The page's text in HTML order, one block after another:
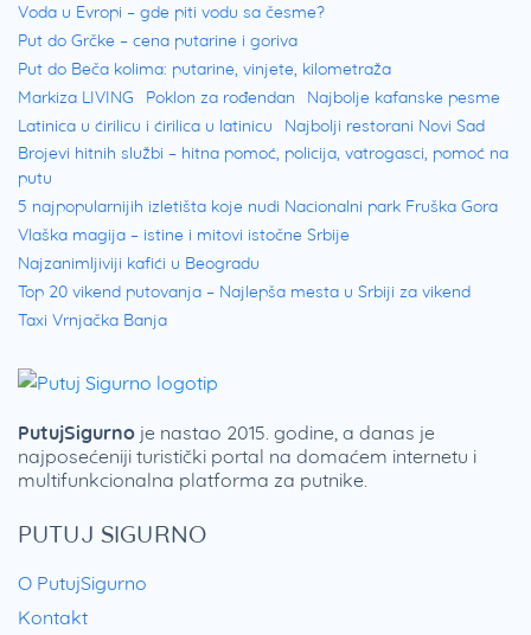
Voda u Evropi – gde piti vodu sa česme?
Put do Grčke – cena putarine i goriva
Put do Beča kolima: putarine, vinjete, kilometraža
Markiza LIVING
Poklon za rođendan
Najbolje kafanske pesme
Latinica u ćirilicu i ćirilica u latinicu
Najbolji restorani Novi Sad
Brojevi hitnih službi – hitna pomoć, policija, vatrogasci, pomoć na
putu
5 najpopularnijih izletišta koje nudi Nacionalni park Fruška Gora
Vlaška magija – istine i mitovi istočne Srbije
Najzanimljiviji kafići u Beogradu
Top 20 vikend putovanja – Najlepša mesta u Srbiji za vikend
Taxi Vrnjačka Banja
PUTUJ SIGURNO
O PutujSigurno
Kontakt
PutujSigurno je nastao 2015. godine, a danas je
najposećeniji turistički portal na domaćem internetu i
multifunkcionalna platforma za putnike.